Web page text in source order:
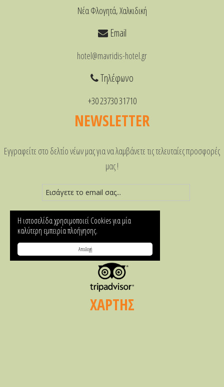
Αποδοχή
Η ιστοσελίδα χρησιμοποιεί Cookies για μία
καλύτερη εμπειρία πλοήγησης.
Νέα Φλογητά, Χαλκιδική
Email
hotel@mavridis-hotel.gr
Τηλέφωνο
+30 23730 31710
NEWSLETTER
Εγγραφείτε στο δελτίο νέων μας για να λαμβάνετε τις τελευταίες προσφορές
μας !
ΧΑΡΤΗΣ